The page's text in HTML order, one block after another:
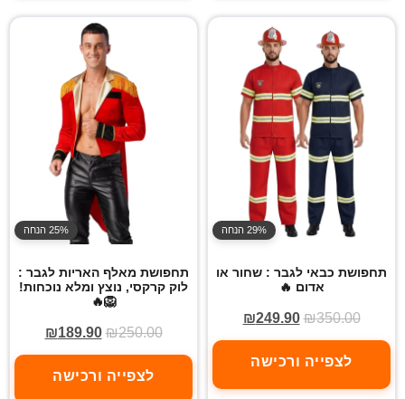
29% הנחה
תחפושת כבאי לגבר : שחור או
אדום 🔥
₪350.00
₪249.90
לצפייה ורכישה
25% הנחה
תחפושת מאלף האריות לגבר :
לוק קרקסי, נוצץ ומלא נוכחות!
🦁🔥
₪250.00
₪189.90
לצפייה ורכישה